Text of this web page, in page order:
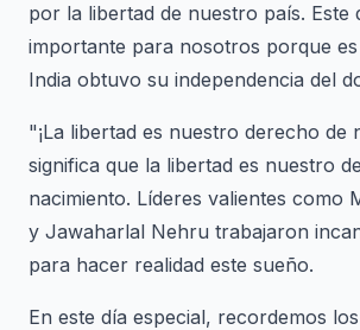
por la libertad de nuestro país. Este
importante para nosotros porque
India obtuvo su independencia del
"¡La libertad es nuestro derecho de
significa que la libertad es nuestro
nacimiento. Líderes valientes como
y Jawaharlal Nehru trabajaron
para hacer realidad este sueño.
En este día especial, recordemos